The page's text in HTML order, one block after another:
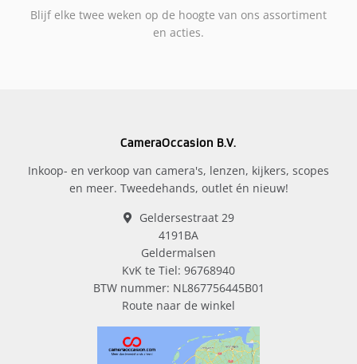
Blijf elke twee weken op de hoogte van ons assortiment
en acties.
CameraOccasion B.V.
Inkoop- en verkoop van camera's, lenzen, kijkers, scopes
en meer. Tweedehands, outlet én nieuw!
Geldersestraat 29
4191BA
Geldermalsen
KvK te Tiel: 96768940
BTW nummer: NL867756445B01
Route naar de winkel